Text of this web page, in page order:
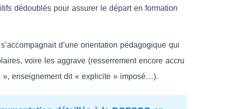
dédoublés pour assurer le départ en formation
d’une orientation pédagogique qui
voire les aggrave (resserrement encore accru
enseignement dit « explicite » imposé…).